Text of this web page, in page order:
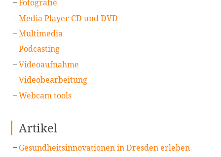
Fotografie
Media Player CD und DVD
Multimedia
Podcasting
Videoaufnahme
Videobearbeitung
Webcam tools
Artikel
Gesundheitsinnovationen in Dresden erleben